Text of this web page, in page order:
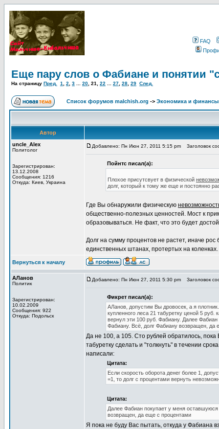
FAQ
Еще пару слов о Фабиане и понятии
На страницу Пред. 1 2 3 20 21 22 27 28 29 След.
Список форумов malchish.org -> Экономика и финансы
Автор
uncle_Alex
Политолог
Зарегистрирован:
13.12.2008
Сообщения: 1216
Откуда: Киев, Украина
Добавлено: Пн Июн 27, 2011 5:15 pm Заголовок
Пойнтс писал(а):
Плохое присутсвует в физической
долг, который к тому же еще и постоянно
Где Вы обнаружили физическую
общественно-полезных ценностей. Мост к
образовываться. Не факт, что это будет
Долг на сумму процентов не растет, иначе
единственных штанах, протертых на коленках.
Вернуться к началу
АЛанов
Политик
Зарегистрирован:
10.02.2009
Сообщения: 922
Откуда: Подольск
Добавлено: Пн Июн 27, 2011 5:30 pm Заголовок
Фикрет писал(а):
АЛанов, допустим Вы дровосек, а я
купленного леса 21 табуретку ценой 5
вернул эти 100 руб. Фабиану. Далее
Фабиану. Всё, долг Фабиану возвращен, да
Да не 100, а 105. Сто рублей обратилось,
табуретку сделать и "толкнуть" в течении
написали:
Цитата:
Если скорость оборота денег более 1,
=1, то долг с процентами вернуть
Цитата:
Далее Фабиан покупает у меня
возвращен, да еще с процентами
Я пока не буду Вас пытать, откуда у Фабиана